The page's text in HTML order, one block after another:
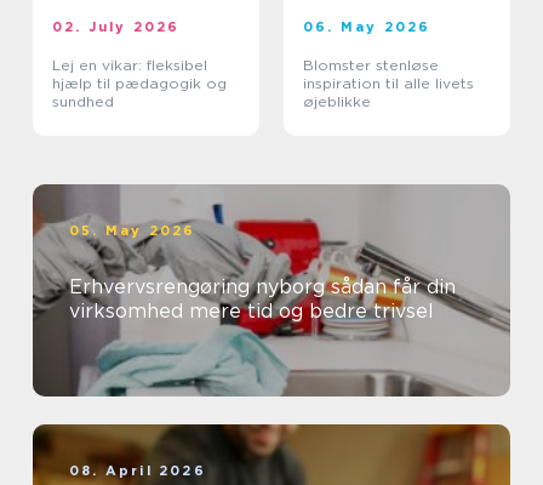
02. July 2026
Lej en vikar: fleksibel
hjælp til pædagogik og
sundhed
06. May 2026
Blomster stenløse
inspiration til alle livets
øjeblikke
05. May 2026
Erhvervsrengøring nyborg sådan får din
virksomhed mere tid og bedre trivsel
08. April 2026